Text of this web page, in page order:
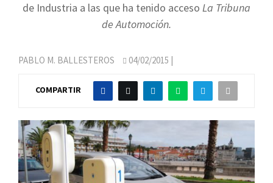
de Industria a las que ha tenido acceso La Tribuna
de Automoción.
PABLO M. BALLESTEROS 04/02/2015 |
COMPARTIR